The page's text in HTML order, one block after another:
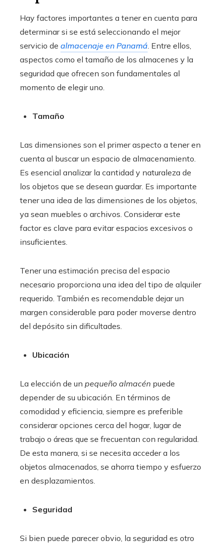
Hay factores importantes a tener en cuenta para
determinar si se está seleccionando el mejor
servicio de almacenaje en Panamá . Entre ellos,
aspectos como el tamaño de los almacenes y la
seguridad que ofrecen son fundamentales al
momento de elegir uno.
Tamaño
Las dimensiones son el primer aspecto a tener en
cuenta al buscar un espacio de almacenamiento.
Es esencial analizar la cantidad y naturaleza de
los objetos que se desean guardar. Es importante
tener una idea de las dimensiones de los objetos,
ya sean muebles o archivos. Considerar este
factor es clave para evitar espacios excesivos o
insuficientes.
Tener una estimación precisa del espacio
necesario proporciona una idea del tipo de alquiler
requerido. También es recomendable dejar un
margen considerable para poder moverse dentro
del depósito sin dificultades.
Ubicación
La elección de un pequeño almacén puede
depender de su ubicación. En términos de
comodidad y eficiencia, siempre es preferible
considerar opciones cerca del hogar, lugar de
trabajo o áreas que se frecuentan con regularidad.
De esta manera, si se necesita acceder a los
objetos almacenados, se ahorra tiempo y esfuerzo
en desplazamientos.
Seguridad
Si bien puede parecer obvio, la seguridad es otro